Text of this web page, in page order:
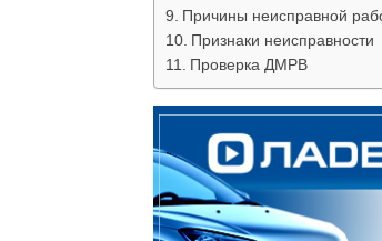
Причины неисправной
Признаки неисправности
Проверка ДМРВ